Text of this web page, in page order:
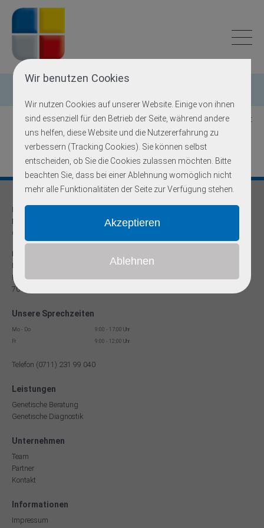
Wir benutzen Cookies
Wir nutzen Cookies auf unserer Website. Einige von ihnen
sind essenziell für den Betrieb der Seite, während andere
uns helfen, diese Website und die Nutzererfahrung zu
verbessern (Tracking Cookies). Sie können selbst
entscheiden, ob Sie die Cookies zulassen möchten. Bitte
beachten Sie, dass bei einer Ablehnung womöglich nicht
mehr alle Funktionalitäten der Seite zur Verfügung stehen.
Zurück zur Übersicht
Praxis für
Humangenetik und Prävention
Onkogenetische Schwerpunktpraxis
Dr. med Robert Hering
Facharzt für Humangenetik
Reinsburgstr. 13
70178 Stuttgart
Unsere Sprechzeiten
Mo - Do
9:00 - 17:00 Uhr
Fr
9:00 - 12:00 Uhr
Telefon (0711) 231 99 040
Leistungen
Genetische Beratung
Genetische Diagnostik
Unternehmen
Team
Partner
Kontakt
Informationen
Impressum